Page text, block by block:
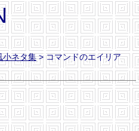
小ネタ集> コマンドのエイリア